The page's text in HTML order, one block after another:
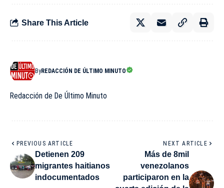
Share This Article
ByREDACCIÓN DE ÚLTIMO MINUTO
Redacción de De Último Minuto
PREVIOUS ARTICLE
Detienen 209
migrantes haitianos
indocumentados
NEXT ARTICLE
Más de 8mil
venezolanos
participaron en la